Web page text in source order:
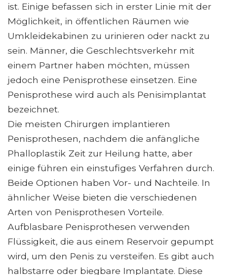
ist. Einige befassen sich in erster Linie mit der
Möglichkeit, in öffentlichen Räumen wie
Umkleidekabinen zu urinieren oder nackt zu
sein. Männer, die Geschlechtsverkehr mit
einem Partner haben möchten, müssen
jedoch eine Penisprothese einsetzen. Eine
Penisprothese wird auch als Penisimplantat
bezeichnet.
Die meisten Chirurgen implantieren
Penisprothesen, nachdem die anfängliche
Phalloplastik Zeit zur Heilung hatte, aber
einige führen ein einstufiges Verfahren durch.
Beide Optionen haben Vor- und Nachteile. In
ähnlicher Weise bieten die verschiedenen
Arten von Penisprothesen Vorteile.
Aufblasbare Penisprothesen verwenden
Flüssigkeit, die aus einem Reservoir gepumpt
wird, um den Penis zu versteifen. Es gibt auch
halbstarre oder biegbare Implantate. Diese